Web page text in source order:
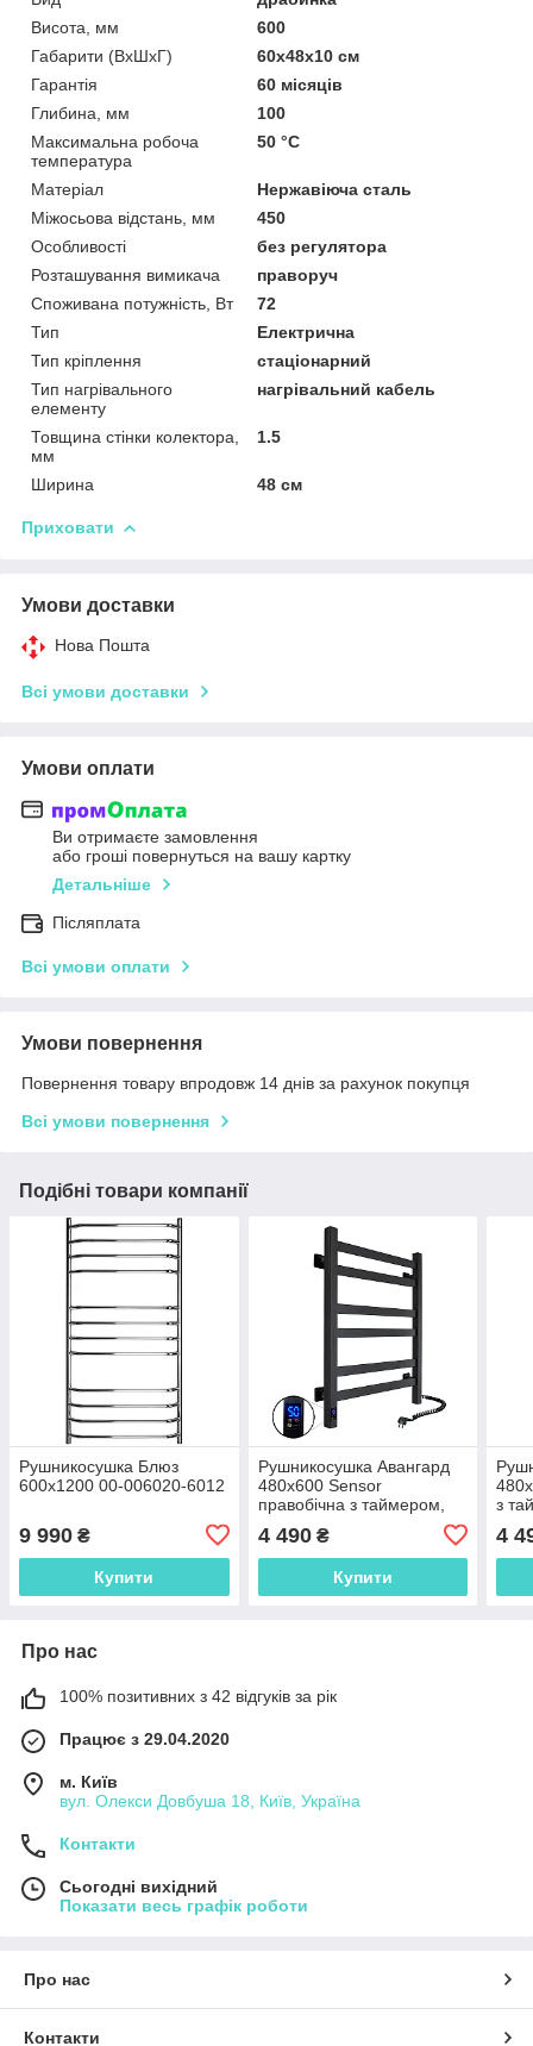
Висота, мм
600
Габарити (ВхШхГ)
60x48x10 см
Гарантія
60 місяців
Глибина, мм
100
Максимальна робоча
температура
50 °С
Матеріал
Нержавіюча сталь
Міжосьова відстань, мм
450
Особливості
без регулятора
Розташування вимикача
праворуч
Споживана потужність, Вт
72
Тип
Електрична
Тип кріплення
стаціонарний
Тип нагрівального
елементу
нагрівальний кабель
Товщина стінки колектора,
мм
1.5
Ширина 48 см
Приховати
Умови доставки
Нова Пошта
Всі умови доставки
Умови оплати
Ви отримаєте замовлення
або гроші повернуться на вашу картку
Детальніше
Післяплата
Всі умови оплати
Умови повернення
Повернення товару впродовж 14 днів за рахунок покупця
Всі умови повернення
Подібні товари компанії
Рушникосушка Блюз
600х1200 00-006020-6012
9 990 ₴
Купити
Рушникосушка Авангард
480х600 Sensor
правобічна з таймером,
чорний муар 12-228053-
4860
4 490₴
Купити
з
4
Про нас
100% позитивних з 42 відгуків за рік
Працює з 29.04.2020
м. Київ
вул. Олекси Довбуша 18, Київ, Україна
Контакти
Сьогодні вихідний
Показати весь графік роботи
Про нас
Контакти